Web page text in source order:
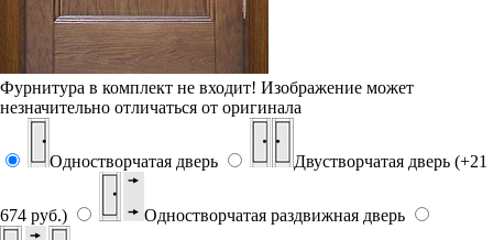
Фурнитура в комплект не входит! Изображение может
незначительно отличаться от оригинала
Одностворчатая дверь Двустворчатая дверь (+21
674 руб.) Одностворчатая раздвижная дверь